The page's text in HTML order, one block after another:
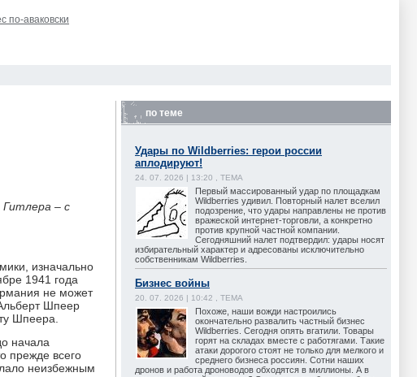
по-аваковски
Гитлера – с
изначально
1941 года
не может
Шпеер
Шпеера.
начала
прежде всего
неизбежным
по теме
Удары по Wildberries: герои россии
аплодируют!
24. 07. 2026 | 13:20 , ТЕМА
Первый массированный удар по площадкам
Wildberries удивил. Повторный налет вселил
подозрение, что удары направлены не против
вражеской интернет-торговли, а конкретно
против крупной частной компании.
Сегодняшний налет подтвердил: удары носят
избирательный характер и адресованы исключительно
собственникам Wildberries.
Бизнес войны
20. 07. 2026 | 10:42 , ТЕМА
Похоже, наши вожди настроились
окончательно развалить частный бизнес
Wildberries. Сегодня опять вгатили. Товары
горят на складах вместе с работягами. Такие
атаки дорогого стоят не только для мелкого и
среднего бизнеса россиян. Сотни наших
дронов и работа дроноводов обходятся в миллионы. А в